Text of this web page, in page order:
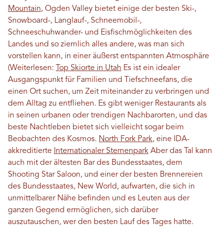
Mountain, Ogden Valley bietet einige der besten Ski-,
Snowboard-, Langlauf-, Schneemobil-,
Schneeschuhwander- und Eisfischmöglichkeiten des
Landes und so ziemlich alles andere, was man sich
vorstellen kann, in einer äußerst entspannten Atmosphäre
(Weiterlesen:
Top Skiorte in Utah Es ist ein idealer
Ausgangspunkt für Familien und Tiefschneefans, die
einen Ort suchen, um Zeit miteinander zu verbringen und
dem Alltag zu entfliehen. Es gibt weniger Restaurants als
in seinen urbanen oder trendigen Nachbarorten, und das
beste Nachtleben bietet sich vielleicht sogar beim
Beobachten des Kosmos. North Fork Park, eine IDA-
akkreditierte
Internationaler Sternenpark Aber das Tal kann
auch mit der ältesten Bar des Bundesstaates, dem
Shooting Star Saloon, und einer der besten Brennereien
des Bundesstaates, New World, aufwarten, die sich in
unmittelbarer Nähe befinden und es Leuten aus der
ganzen Gegend ermöglichen, sich darüber
auszutauschen, wer den besten Lauf des Tages hatte.